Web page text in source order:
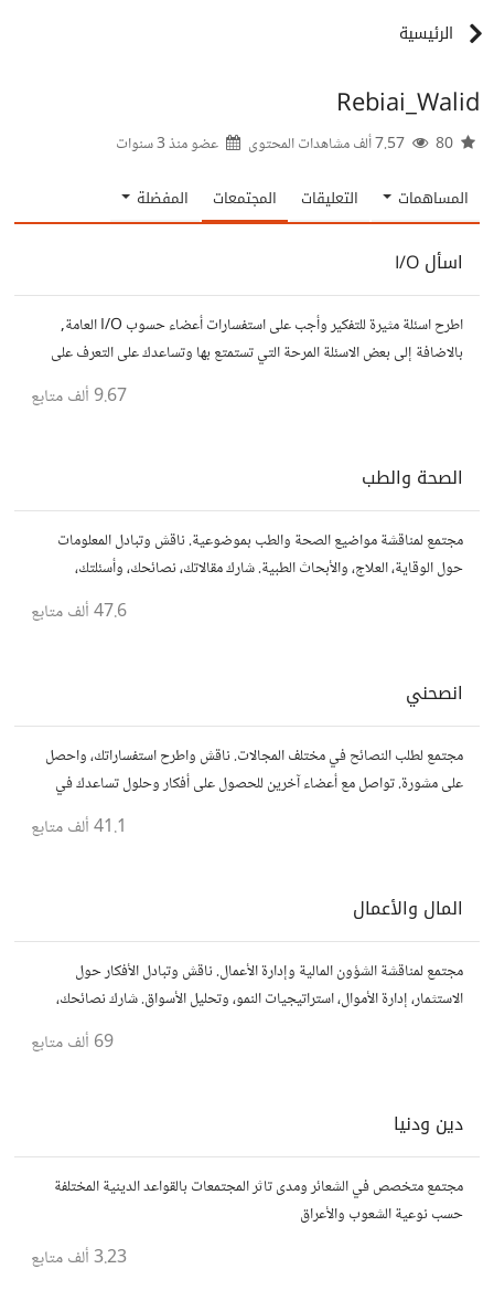
الرئيسية
Rebiai_Walid
عضو منذ3 سنوات
المساهمات التعليقات المجتمعات المفضلة
اسأل I/O
اطرح اسئلة مثيرة للتفكير وأجب على استفسارات أعضاء حسوب I/O العامة,
بالاضافة إلى بعض الاسئلة المرحة التي تستمتع بها وتساعدك على التعرف على
9.67 ألف متابع
الصحة والطب
مجتمع لمناقشة مواضيع الصحة والطب بموضوعية. ناقش وتبادل المعلومات
حول الوقاية، العلاج، والأبحاث الطبية. شارك مقالاتك، نصائحك، وأسئلتك،
47.6 ألف متابع
انصحني
مجتمع لطلب النصائح في مختلف المجالات. ناقش واطرح استفساراتك، واحصل
على مشورة. تواصل مع أعضاء آخرين للحصول على أفكار وحلول تساعدك في
41.1 ألف متابع
المال والأعمال
مجتمع لمناقشة الشؤون المالية وإدارة الأعمال. ناقش وتبادل الأفكار حول
الاستثمار، إدارة الأموال، استراتيجيات النمو، وتحليل الأسواق. شارك نصائحك،
69 ألف متابع
دين ودنيا
مجتمع متخصص في الشعائر ومدى تاثر المجتمعات بالقواعد الدينية المختلفة
حسب نوعية الشعوب والأعراق
3.23 ألف متابع